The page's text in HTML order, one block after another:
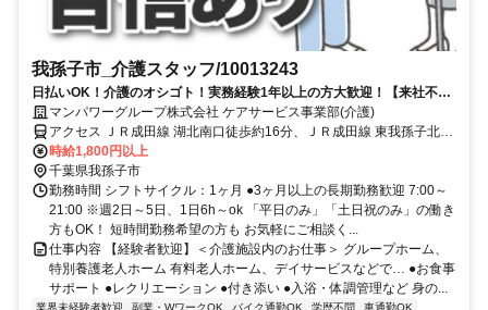
我孫子市_介護スタッフ/10013243
日払いOK！介護のオシゴト！実務経験1年以上の方大歓迎！【来社不
要！WEB・電話登録ＯＫ】
マンパワーグループ株式会社 ケアサービス事業部(介護)
アクセス ＪＲ成田線 湖北南口徒歩約16分、ＪＲ成田線 東我孫子北口
徒歩約36分、ＪＲ常磐線/東京メトロ千代田線 天王台南口徒歩約43分
車・バイク通勤OK（派遣先による）
時給1,800円以上
千葉県我孫子市
勤務時間 シフトサイクル：1ヶ月 ●3ヶ月以上の長期勤務歓迎 7:00～
21:00 ※週2日～5日、1日6h～ok 「平日のみ」「土日祝のみ」の働き
方もOK！ 短時間勤務希望の方も お気軽にご相談く...
仕事内容 【経験者歓迎】＜介護施設内のお仕事＞ グループホーム、
特別養護老人ホーム 有料老人ホーム、デイサービスなどで… ●お食事
サポート ●レクリエーション ●付き添い ●入浴・体調管理など 身の...
業界未経験者歓迎 副業・WワークOK バイク通勤OK 学歴不問
車通勤OK